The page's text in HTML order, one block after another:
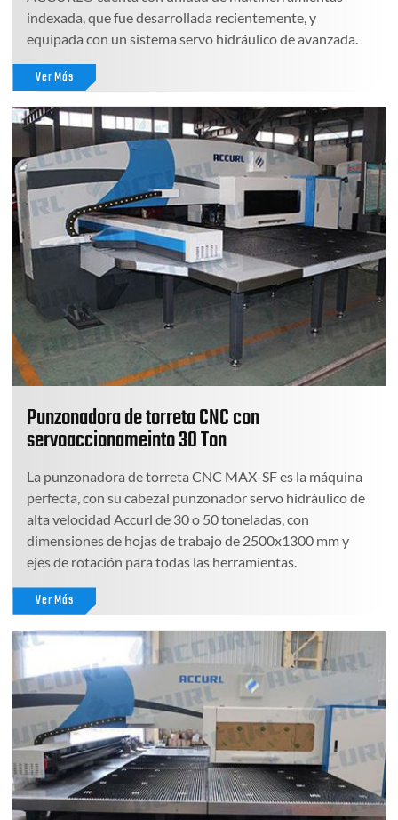
indexada, que fue desarrollada recientemente, y
equipada con un sistema servo hidráulico de avanzada.
Ver Más
Punzonadora de torreta CNC con
servoaccionameinto 30 Ton
La punzonadora de torreta CNC MAX-SF es la máquina
perfecta, con su cabezal punzonador servo hidráulico de
alta velocidad Accurl de 30 o 50 toneladas, con
dimensiones de hojas de trabajo de 2500x1300 mm y
ejes de rotación para todas las herramientas.
Ver Más